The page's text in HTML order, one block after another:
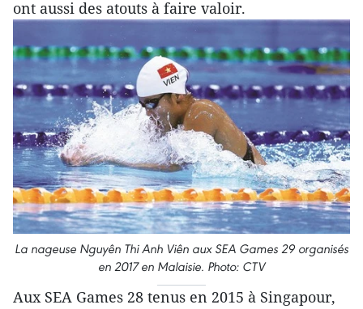
ont aussi des atouts à faire valoir.
La nageuse Nguyên Thi Anh Viên aux SEA Games 29 organisés
en 2017 en Malaisie. Photo: CTV
Aux SEA Games 28 tenus en 2015 à Singapour,